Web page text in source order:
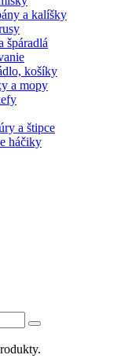
a kalíšky
špáradlá
košíky
a mopy
a štipce
háčiky